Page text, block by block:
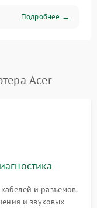
Подробнее →
Подробнее →
Подробнее →
Подробнее →
Acer
и разъемов.
и звуковых